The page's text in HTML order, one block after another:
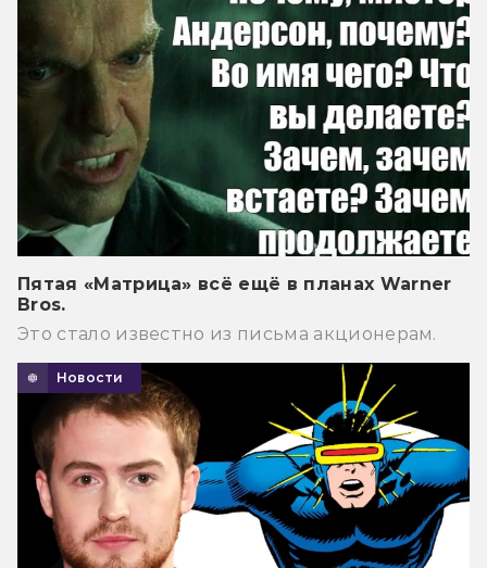
Пятая «Матрица» всё ещё в планах Warner
Bros.
Это стало известно из письма акционерам.
Новости